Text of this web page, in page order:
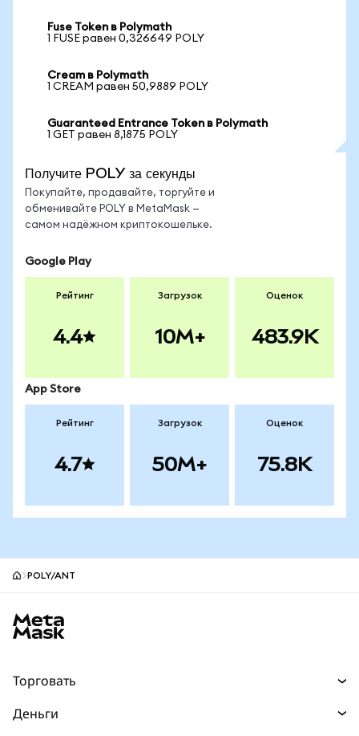
Fuse Token в Polymath
1 FUSE равен 0,326649 POLY
Cream в Polymath
1 CREAM равен 50,9889 POLY
Guaranteed Entrance Token в Polymath
1 GET равен 8,1875 POLY
Получите POLY за секунды
Покупайте, продавайте, торгуйте и
обменивайте POLY в MetaMask —
самом надёжном криптокошельке.
Google Play
Рейтинг
4.4
Загрузок
10M+
Оценок
483.9K
App Store
Рейтинг
4.7
Загрузок
50M+
Оценок
75.8K
POLY/ANT
Торговать
Деньги